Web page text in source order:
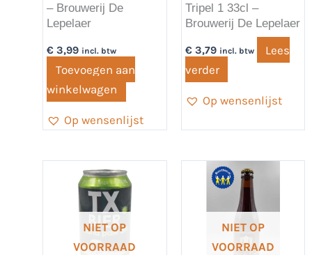
– Brouwerij De
Lepelaer
€ 3,99 incl. btw
Toevoegen aan
winkelwagen
Op wensenlijst
Tripel 1 33cl –
Brouwerij De Lepelaer
€3,79 incl. btw
Lees
verder
Op wensenlijst
NIET OP
VOORRAAD
NIET OP
VOORRAAD